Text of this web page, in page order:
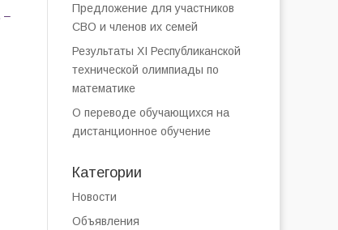
–
Предложение для участников
СВО и членов их семей
Результаты XI Республиканской
технической олимпиады по
математике
О переводе обучающихся на
дистанционное обучение
Категории
Новости
Объявления